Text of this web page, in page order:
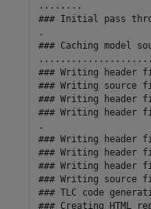
........
### Initial pass
.
### Caching model
### Writing header
### Writing source
### Writing header
### Writing header
.
### Writing header
### Writing header
### Writing header
### Writing source
### TLC code
### Creating HTML